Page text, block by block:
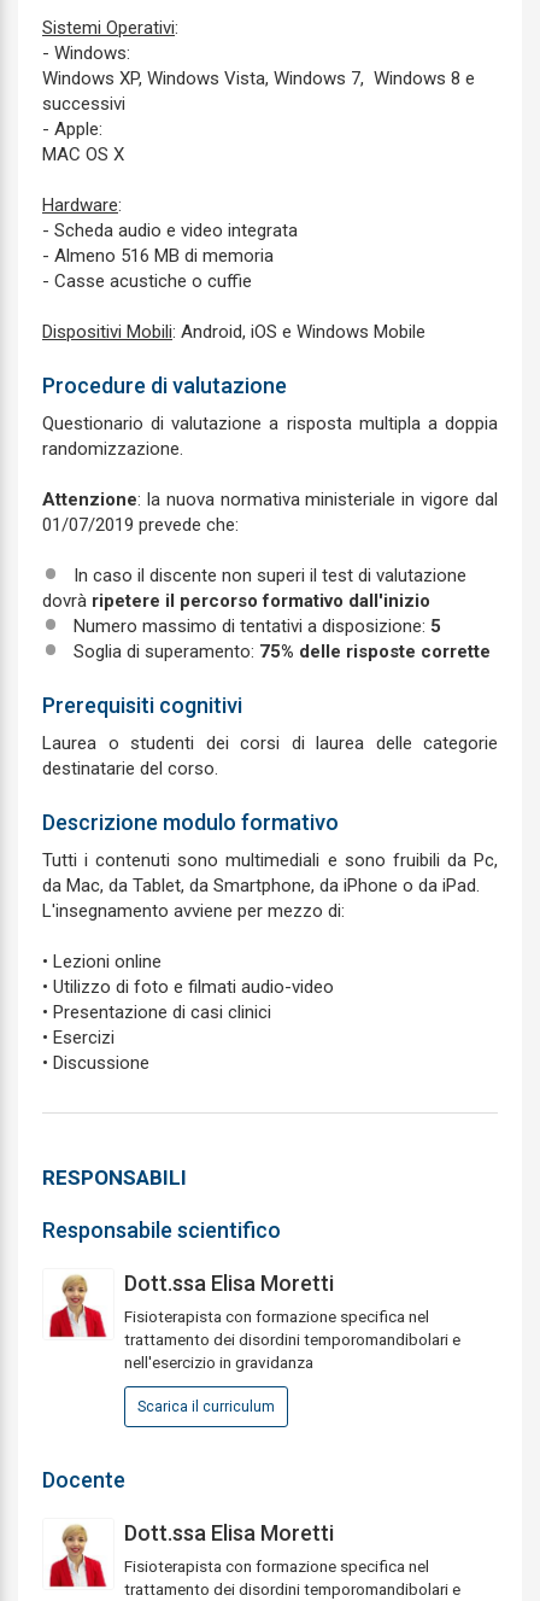
Sistemi Operativi:
- Windows:
Windows XP, Windows Vista, Windows 7, Windows 8 e
successivi
- Apple:
MAC OS X
Hardware:
- Scheda audio e video integrata
- Almeno 516 MB di memoria
- Casse acustiche o cuffie
Dispositivi Mobili: Android, iOS e Windows Mobile
Procedure di valutazione
Questionario di valutazione a risposta multipla a doppia
randomizzazione.
Attenzione: la nuova normativa ministeriale in vigore dal
01/07/2019 prevede che:
In caso il discente non superi il test di valutazione
dovrà ripetere il percorso formativo dall'inizio
Numero massimo di tentativi a disposizione: 5
Soglia di superamento: 75% delle risposte corrette
Prerequisiti cognitivi
Laurea o studenti dei corsi di laurea delle categorie
destinatarie del corso.
Descrizione modulo formativo
Tutti i contenuti sono multimediali e sono fruibili da Pc,
da Mac, da Tablet, da Smartphone, da iPhone o da iPad.
L'insegnamento avviene per mezzo di:
• Lezioni online
• Utilizzo di foto e filmati audio-video
• Presentazione di casi clinici
• Esercizi
• Discussione
RESPONSABILI
Responsabile scientifico
Dott.ssa Elisa Moretti
Fisioterapista con formazione specifica nel
trattamento dei disordini temporomandibolari e
nell'esercizio in gravidanza
Scarica il curriculum
Docente
Dott.ssa Elisa Moretti
Fisioterapista con formazione specifica nel
trattamento dei disordini temporomandibolari e